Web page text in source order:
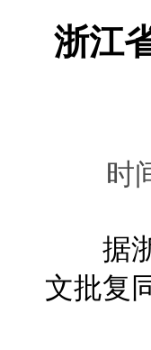
浙江
时
据浙
文批复